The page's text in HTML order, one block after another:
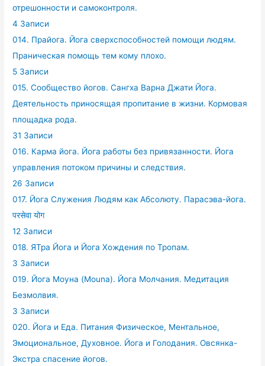
отрешонности и самоконтроля.
4 Записи
014. Прайога. Йога сверхспособностей помощи людям.
Праническая помощь тем кому плохо.
5 Записи
015. Сообщество йогов. Сангха Варна Джати Йога.
Деятельность приносящая пропитание в жизни. Кормовая
площадка рода.
31 Записи
016. Карма йога. Йога работы без привязанности. Йога
управления потоком причины и следствия.
26 Записи
017. Йога Служения Людям как Абсолюту. Парасэва-йога.
परसेवा योग
12 Записи
018. ЯТра Йога и Йога Хождения по Тропам.
3 Записи
019. Йога Моуна (Mouna). Йога Молчания. Медитация
Безмолвия.
3 Записи
020. Йога и Еда. Питания Физическое, Ментальное,
Эмоциональное, Духовное. Йога и Голодания. Овсянка-
Экстра спасение йогов.